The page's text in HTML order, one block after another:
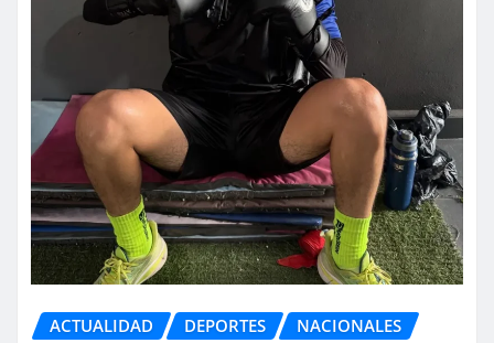
ACTUALIDAD DEPORTES NACIONALES